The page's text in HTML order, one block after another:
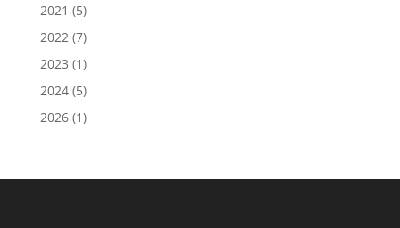
2021 (5)
2022(7)
2023 (1)
2024(5)
2026(1)